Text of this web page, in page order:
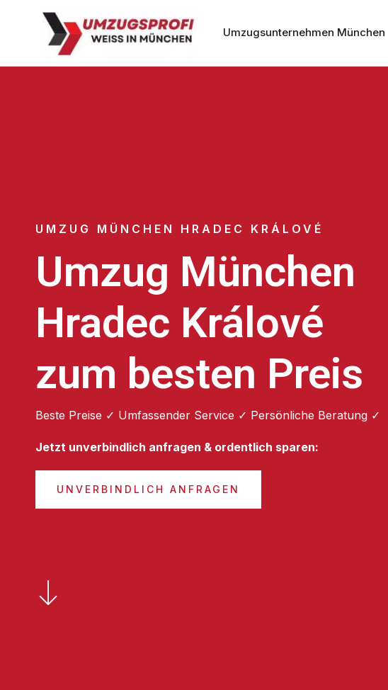
Umzugsunternehmen München
UMZUG MÜNCHEN HRADEC KRÁLOVÉ
Umzug München
Hradec Králové
zum besten Preis
Beste Preise ✓ Umfassender Service ✓ Persönliche Beratung ✓
Jetzt unverbindlich anfragen & ordentlich sparen:
UNVERBINDLICH ANFRAGEN